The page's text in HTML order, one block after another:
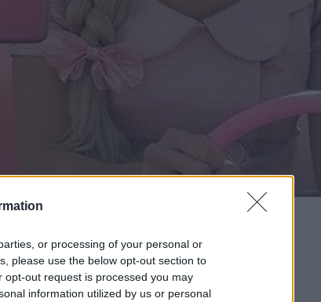
or processing of your personal or
please use the below opt-out section to
out request is processed you may
information utilized by us or personal